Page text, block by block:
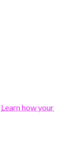
Learn how your